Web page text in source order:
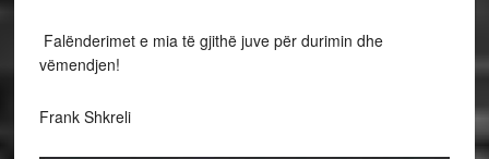
Falënderimet e mia të gjithë juve për durimin dhe
vëmendjen!
Frank Shkreli